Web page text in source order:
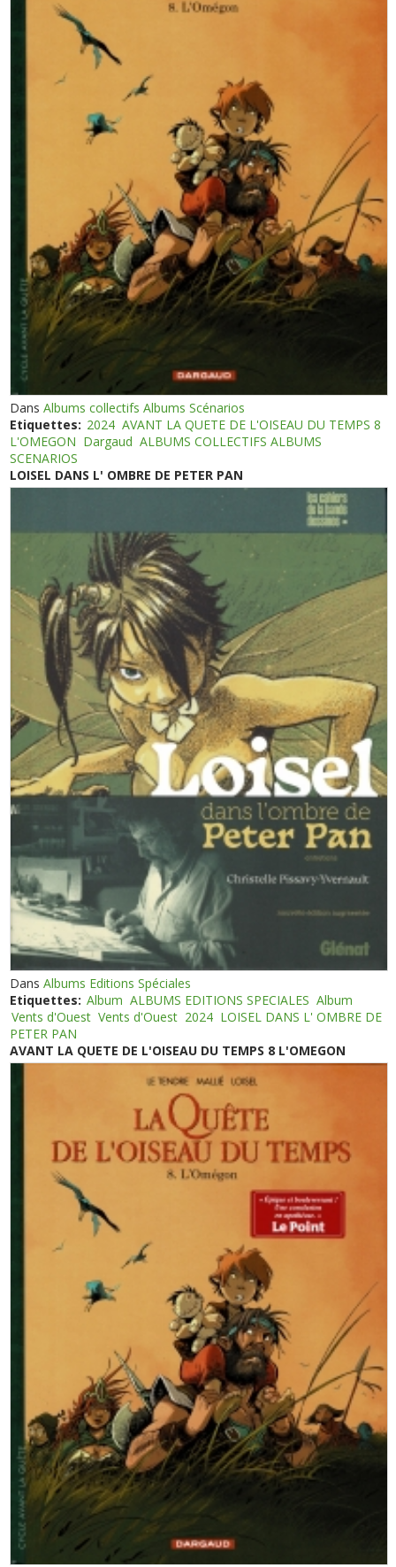
DansAlbums collectifs Albums Scénarios
Etiquettes: 2024 AVANT LA QUETE DE L'OISEAU DU TEMPS 8
L'OMEGON Dargaud ALBUMS COLLECTIFS ALBUMS
SCENARIOS
LOISEL DANS L' OMBRE DE PETER PAN
DansAlbums Editions Spéciales
Etiquettes: Album ALBUMS EDITIONS SPECIALES Album
Vents d'Ouest Vents d'Ouest 2024 LOISEL DANS L' OMBRE DE
PETER PAN
AVANT LA QUETE DE L'OISEAU DU TEMPS 8 L'OMEGON